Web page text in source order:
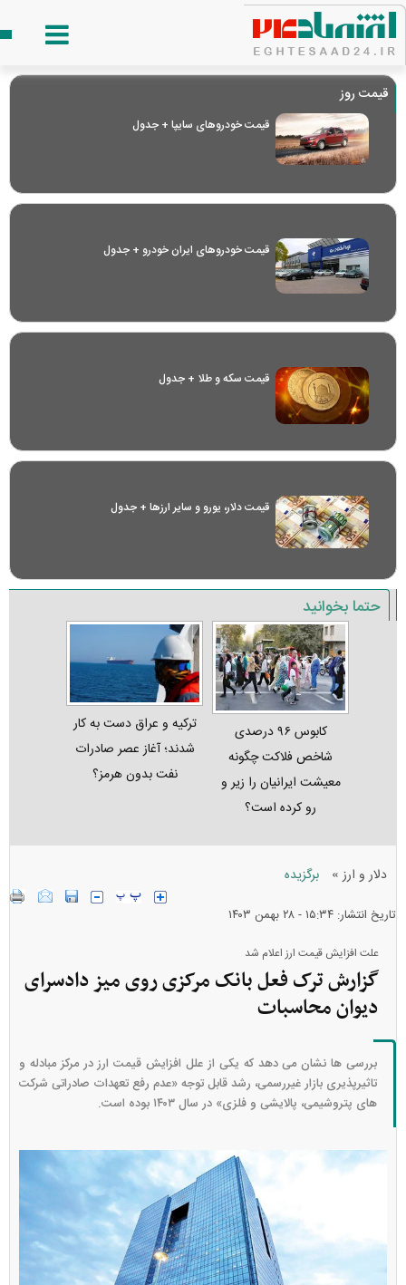
قیمت روز
قیمت خودرو‌های سایپا + جدول
قیمت خودرو‌های ایران خودرو + جدول
قیمت سکه و طلا + جدول
قیمت دلار، یورو و سایر ارز‌ها + جدول
حتما بخوانید
کابوس ۹۶ درصدی
شاخص فلاکت چگونه
معیشت ایرانیان را زیر و
رو کرده است؟
ترکیه و عراق دست به کار
شدند؛ آغاز عصر صادرات
نفت بدون هرمز؟
دلار و ارز » برگزیده
تاریخ انتشار: ۱۵:۳۴ - ۲۸ بهمن ۱۴۰۳
علت افزایش قیمت ارز اعلام شد
گزارش ترک فعل بانک مرکزی روی میز دادسرای
دیوان محاسبات
بررسی ها نشان می دهد که یکی از علل افزایش قیمت ارز در مرکز مبادله‌ و
تاثیرپذیری بازار غیررسمی، رشد قابل توجه «عدم رفع تعهدات صادراتی شرکت
های پتروشیمی، پالایشی و فلزی» در سال ۱۴۰۳ بوده است.